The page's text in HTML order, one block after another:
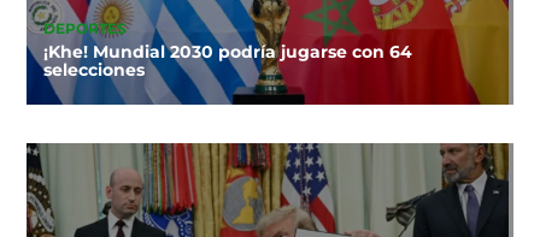
DEPORTES
¡Khe! Mundial 2030 podría jugarse con 64
selecciones